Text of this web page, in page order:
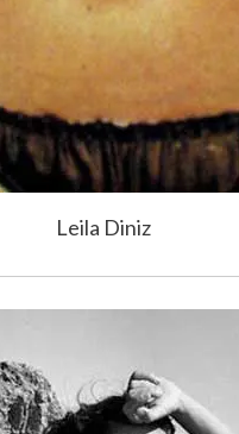
Leila Diniz